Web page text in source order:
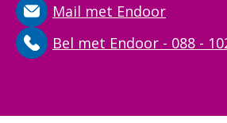
Mail met Endoor
Bel met Endoor - 088 -